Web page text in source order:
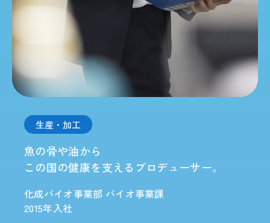
生産・加工
魚の骨や油から
この国の健康を支えるプロデューサー。
化成バイオ事業部 バイオ事業課
2015年入社